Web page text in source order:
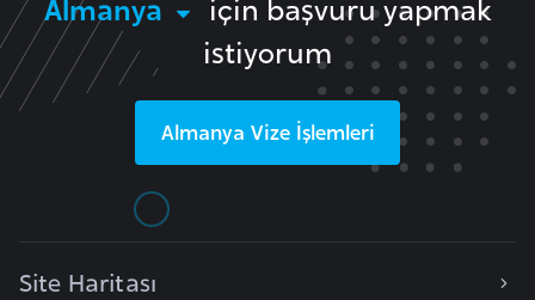
istiyorum
Almanya Vize İşlemleri
Site Haritası
l
g
a